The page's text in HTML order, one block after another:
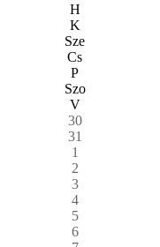
H
K
Sze
Cs
P
Szo
V
30
31
1
2
3
4
5
6